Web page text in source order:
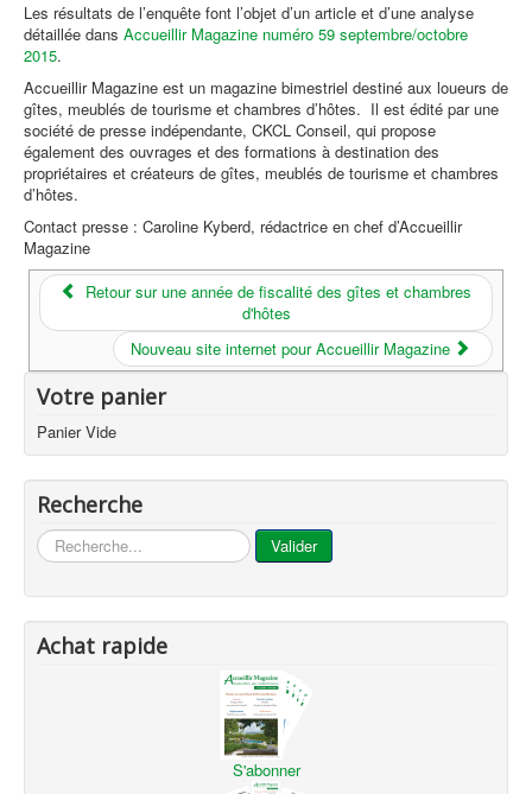
Les résultats de l’enquête font l’objet d’un article et d’une analyse
détaillée dans Accueillir Magazine numéro 59 septembre/octobre
2015.
Accueillir Magazine est un magazine bimestriel destiné aux loueurs de
gîtes, meublés de tourisme et chambres d’hôtes. Il est édité par une
société de presse indépendante, CKCL Conseil, qui propose
également des ouvrages et des formations à destination des
propriétaires et créateurs de gîtes, meublés de tourisme et chambres
d’hôtes.
Contact presse : Caroline Kyberd, rédactrice en chef d’Accueillir
Magazine
Retour sur une année de fiscalité des gîtes et chambres
d'hôtes
Nouveau site internet pour Accueillir Magazine
Votre panier
Panier Vide
Recherche
... Valider
Achat rapide
S'abonner